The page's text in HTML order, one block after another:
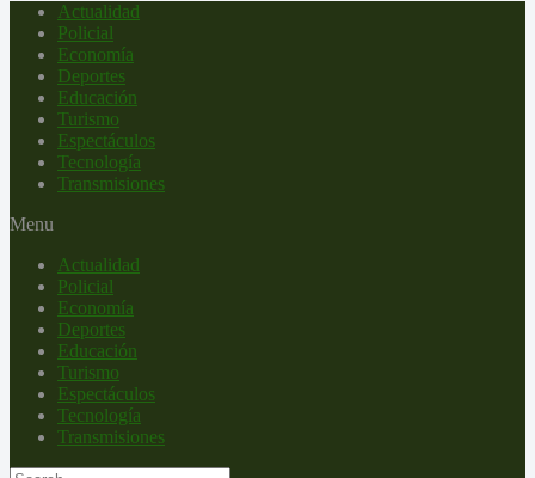
Actualidad
Policial
Economía
Deportes
Educación
Turismo
Espectáculos
Tecnología
Transmisiones
Menu
Actualidad
Policial
Economía
Deportes
Educación
Turismo
Espectáculos
Tecnología
Transmisiones